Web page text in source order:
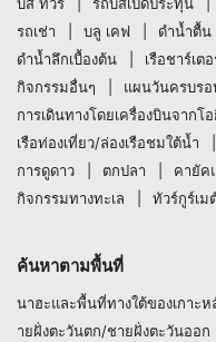
รถเช่า
บลู เคฟ ดำน้ำตื้น
ดำน้ำลึกเบื้องต้น
เรือชาร์เต
กิจกรรมอื่นๆ
แผนวันครบรอ
การเดินทางโดยเครื่องบินจากโ
เรือท่องเที่ยว/ล่องเรือชมใต้น้ำ
การดูดาว
ตกปลา คายัค
กิจกรรมทางทะเล
ทัวร์กูร์เม
ค้นหาตามพื้นที่
นาฮะและพื้นที่ทางใต้ของเกาะห
ายฝั่งตะวันตก/ชายฝั่งตะวันออก